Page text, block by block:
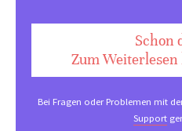
Schon
Zum
Bei Fragen oder Problemen mit
Support